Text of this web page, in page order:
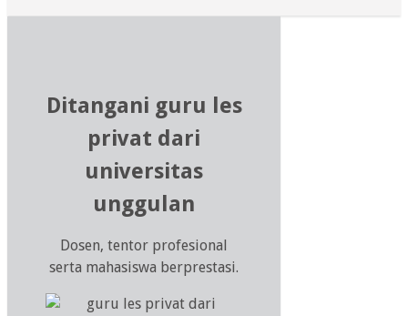
Ditangani guru les
privat dari
universitas
unggulan
Dosen, tentor profesional
serta mahasiswa berprestasi.